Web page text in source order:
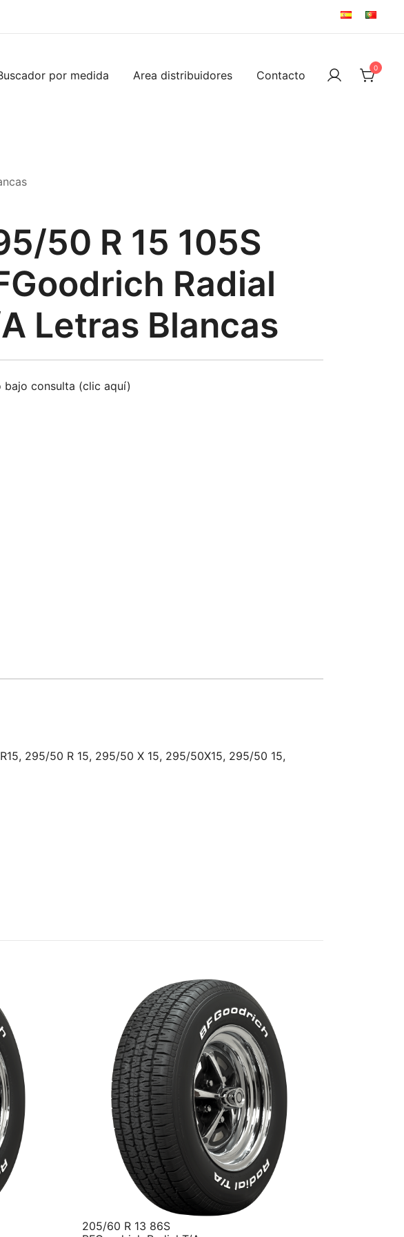
por medida Area distribuidores Contacto
0
50 R 15 105S
Radial
Letras Blancas
bajo consulta (clic aquí)
295/50 R 15, 295/50 X 15, 295/50X15, 295/50 15,
205/60 R 13 86S